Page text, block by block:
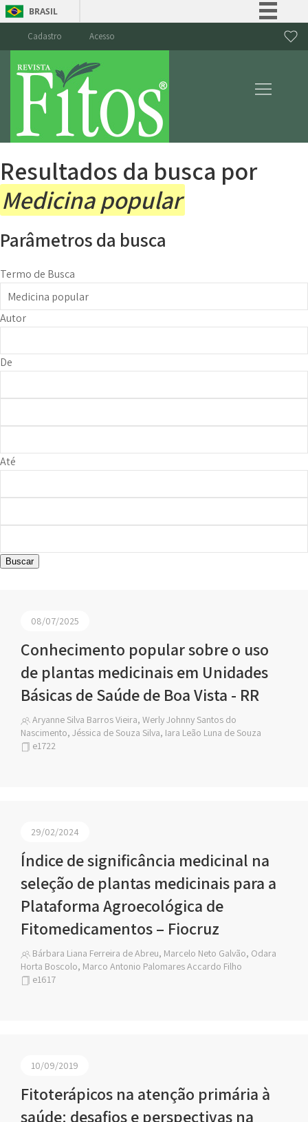
BRASIL
Canais
Cadastro Acesso
Resultados da busca por
Medicina popular
Parâmetros da busca
Termo de Busca
Autor
De
Até
Buscar
08/07/2025
Conhecimento popular sobre o uso
de plantas medicinais em Unidades
Básicas de Saúde de Boa Vista - RR
Aryanne Silva Barros Vieira, Werly Johnny Santos do
Nascimento, Jéssica de Souza Silva, Iara Leão Luna de Souza
e1722
29/02/2024
Índice de significância medicinal na
seleção de plantas medicinais para a
Plataforma Agroecológica de
Fitomedicamentos – Fiocruz
Bárbara Liana Ferreira de Abreu, Marcelo Neto Galvão, Odara
Horta Boscolo, Marco Antonio Palomares Accardo Filho
e1617
10/09/2019
Fitoterápicos na atenção primária à
saúde: desafios e perspectivas na